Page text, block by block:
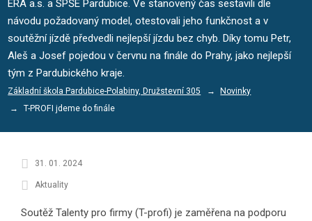
ERA a.s. a SPŠE Pardubice. Ve stanovený čas sestavili dle
návodu požadovaný model, otestovali jeho funkčnost a v
soutěžní jízdě předvedli nejlepší jízdu bez chyb. Díky tomu Petr,
Aleš a Josef pojedou v červnu na finále do Prahy, jako nejlepší
tým z Pardubického kraje.
Základní škola Pardubice-Polabiny, Družstevní 305
Novinky
T-PROFI jdeme do finále
31. 01. 2024
Aktuality
Soutěž Talenty pro firmy (T-profi) je zaměřena na podporu